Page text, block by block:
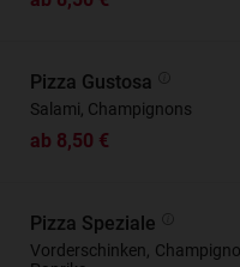
Pizza Gustosa
Salami, Champignons
ab 8,50 €
Pizza Speziale
Vorderschinken,